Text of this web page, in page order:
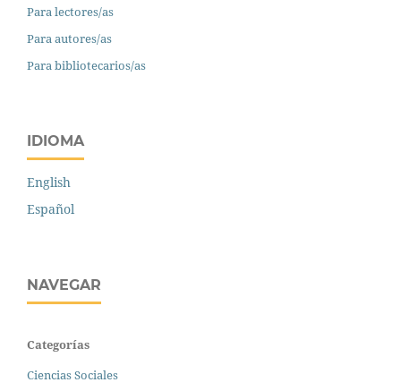
Para lectores/as
Para autores/as
Para bibliotecarios/as
IDIOMA
English
Español
NAVEGAR
Categorías
Ciencias Sociales